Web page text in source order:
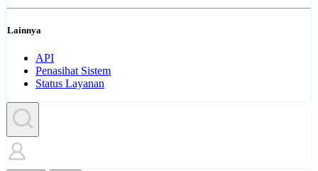
Lainnya
API
Penasihat Sistem
Status Layanan